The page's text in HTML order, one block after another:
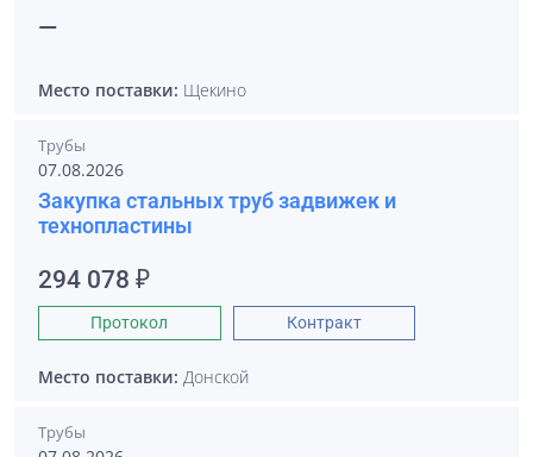
—
Место поставки: Щекино
Трубы
07.08.2026
Закупка стальных труб задвижек и
технопластины
294 078 ₽
Протокол Контракт
Место поставки: Донской
Трубы